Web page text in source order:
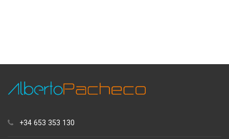
+34 653 353 130